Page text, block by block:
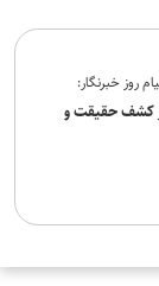
روز خبرنگار:
کشف حقیقت و